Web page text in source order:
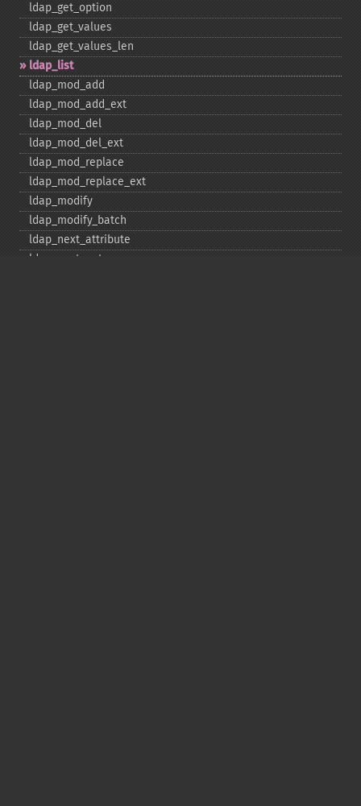
ldap_​get_​option
ldap_​get_​values
ldap_​get_​values_​len
ldap_​list
ldap_​mod_​add
ldap_​mod_​add_​ext
ldap_​mod_​del
ldap_​mod_​del_​ext
ldap_​mod_​replace
ldap_​mod_​replace_​ext
ldap_​modify
ldap_​modify_​batch
ldap_​next_​attribute
ldap_​next_​entry